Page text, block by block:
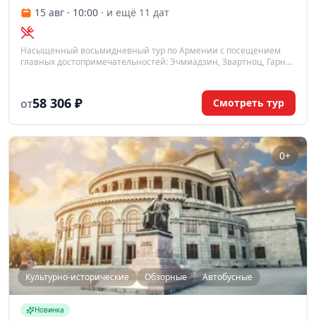
15 авг · 10:00 · и ещё 11 дат
Насыщенный восьмидневный тур по Армении с посещением
главных достопримечательностей: Эчмиадзин, Звартноц, Гарни,
ОТ58 306 ₽ Смотреть тур
0+
Культурно-исторические Обзорные Автобусные
Новинка